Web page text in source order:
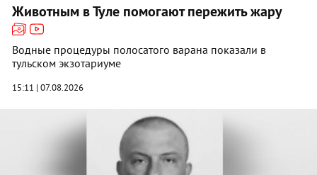
Животным в Туле помогают пережить жару
Водные процедуры полосатого варана показали в
тульском экзотариуме
15:11 | 07.08.2026